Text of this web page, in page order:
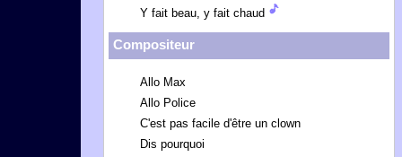
Y fait beau, y fait chaud
Compositeur
Allo Max
Allo Police
C'est pas facile d'être un clown
Dis pourquoi